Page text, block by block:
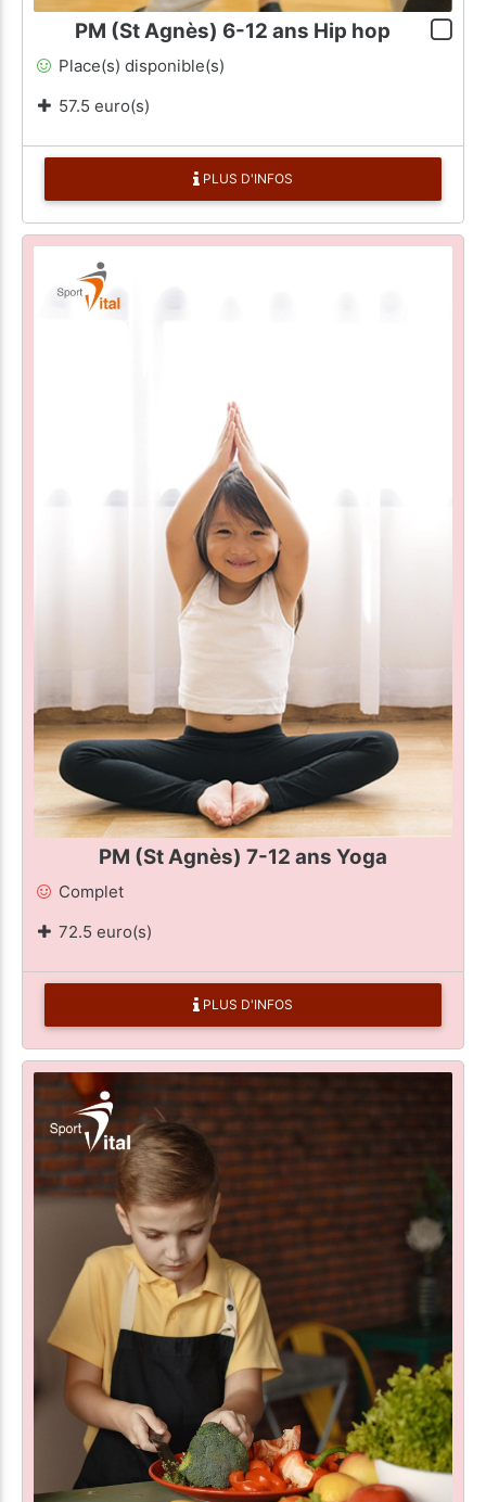
PM (St Agnès) 6-12 ans Hip hop
Place(s) disponible(s)
57.5 euro(s)
PLUS D'INFOS
PM (St Agnès) 7-12 ans Yoga
Complet
72.5 euro(s)
PLUS D'INFOS